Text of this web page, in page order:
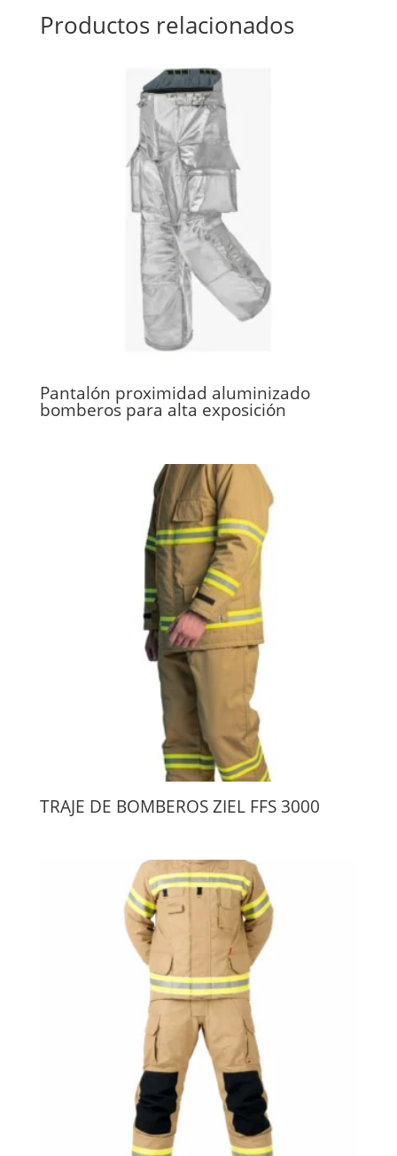
Productos relacionados
Pantalón proximidad aluminizado
bomberos para alta exposición
TRAJE DE BOMBEROS ZIEL FFS 3000